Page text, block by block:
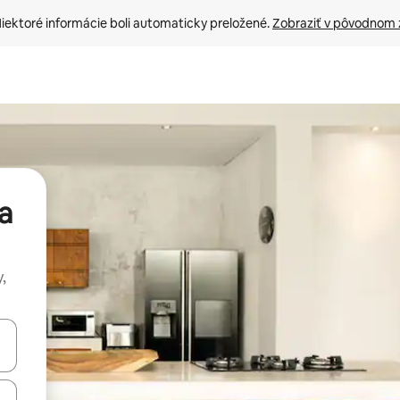
informácie boli automaticky preložené. Zobraziť v pôvodnom
pomocou klávesov so šípkami nahor a nadol alebo ich